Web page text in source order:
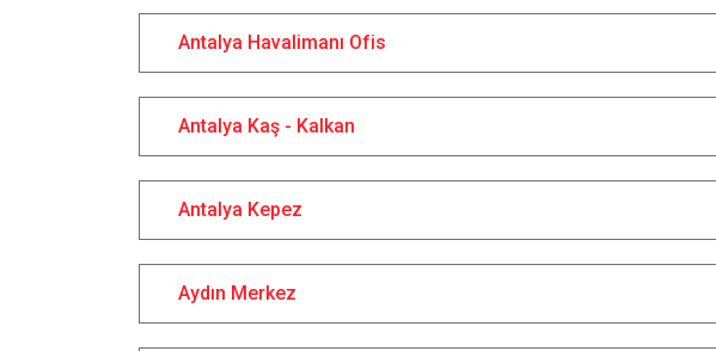
Antalya Havalimanı Ofis
Antalya Kaş - Kalkan
Antalya Kepez
Aydın Merkez